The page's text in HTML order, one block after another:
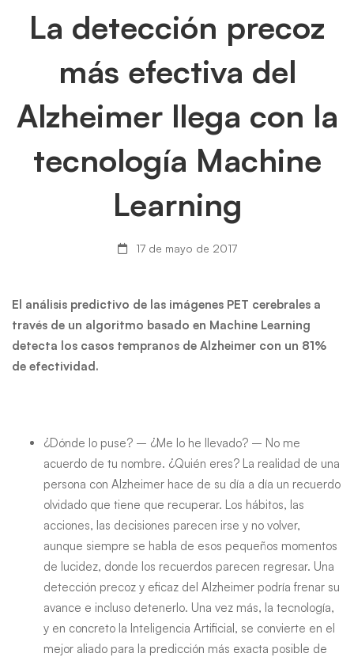
La
detección
precoz
más
efectiva
Alzheimer
con
la
tecnología
Learning
La detección precoz
más efectiva del
Alzheimer llega con la
tecnología Machine
Learning
17 de mayo de 2017
El análisis predictivo de las imágenes PET cerebrales a
través de un algoritmo basado en Machine Learning
detecta los casos tempranos de Alzheimer con un 81%
de efectividad.
¿Dónde lo puse? – ¿Me lo he llevado? – No me
acuerdo de tu nombre. ¿Quién eres? La realidad de una
persona con Alzheimer hace de su día a día un recuerdo
olvidado que tiene que recuperar. Los hábitos, las
acciones, las decisiones parecen irse y no volver,
aunque siempre se habla de esos pequeños momentos
de lucidez, donde los recuerdos parecen regresar. Una
detección precoz y eficaz del Alzheimer podría frenar su
avance e incluso detenerlo. Una vez más, la tecnología,
y en concreto la Inteligencia Artificial, se convierte en el
mejor aliado para la predicción más exacta posible de